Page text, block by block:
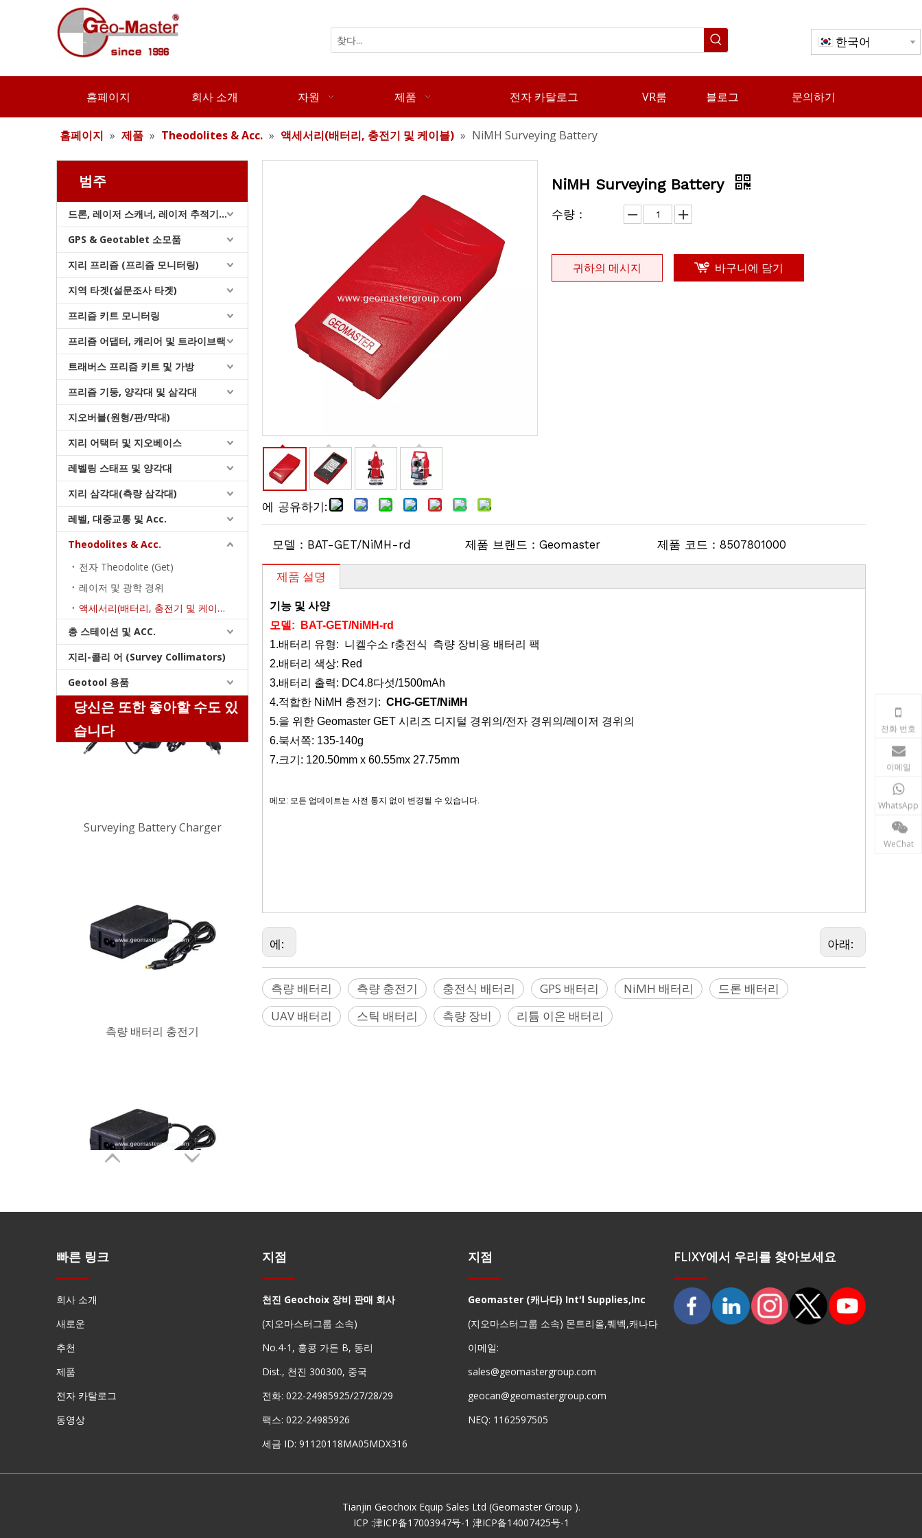
한국어
홈페이지 회사 소개 자원 제품 전자 카탈로그 VR룸 블로그 문의하기
홈페이지 » 제품 » Theodolites & Acc. » 액세서리(배터리, 충전기 및 케이블) » NiMH Surveying Battery
범주
드론, 레이저 스캐너, 레이저 추적기 및 슬램
GPS & Geotablet 소모품
지리 프리즘 (프리즘 모니터링)
지역 타겟(설문조사 타겟)
프리즘 키트 모니터링
프리즘 어댑터, 캐리어 및 트라이브랙
트래버스 프리즘 키트 및 가방
프리즘 기둥, 양각대 및 삼각대
지오버블(원형/판/막대)
지리 어택터 및 지오베이스
레벨링 스태프 및 양각대
지리 삼각대(측량 삼각대)
레벨, 대중교통 및 Acc.
Theodolites & Acc.
전자 Theodolite (Get)
레이저 및 광학 경위
액세서리(배터리, 충전기 및 케이블)
총 스테이션 및 ACC.
지리-콜리 어 (Survey Collimators)
Geotool 용품
당신은 또한 좋아할 수도 있
습니다
리튬 측량 배터리
Lithium Surveying Battery
측량 배터리 충전기
Surveying Battery Charger
측량 배터리 충전기
Surveying Battery Charger
에 공유하기:
NiMH Surveying Battery
수량：
귀하의 메시지 바구니에 담기
모델： BAT-GET/NiMH-rd 제품 브랜드： Geomaster 제품 코드： 8507801000
제품 설명
기능 및 사양
모델:
BAT-GET/NiMH-rd
1.배터리 유형: 니켈수소 r충전식
측량 장비용 배터리 팩
2.배터리 색상: Red
3.배터리 출력: DC4.8다섯/1500mAh
4.적합한 NiMH 충전기 : CHG-GET/NiMH
5.을 위한 Geomaster GET 시리즈 디지털 경위의/전자 경위의/레이저 경위의
6.북서쪽: 135-140g
7.크기: 120.50mm x 60.55mx 27.75mm
메모: 모든 업데이트는 사전 통지 없이 변경될 수 있습니다.
에: 아래:
측량 배터리 측량 충전기 충전식 배터리 GPS 배터리 NiMH 배터리
드론 배터리
UAV 배터리
스틱 배터리 측량 장비 리튬 이온 배터리
빠른 링크
회사 소개
새로운
추천
제품
전자 카탈로그
동영상
전화 번호
이메일
WhatsApp
WeChat
지점
천진 Geochoix 장비 판매 회사
(지오마스터그룹 소속)
No.4-1, 홍콩 가든 B, 동리
Dist., 천진 300300, 중국
전화: 022-24985925/27/28/29
팩스: 022-24985926
세금 ID: 91120118MA05MDX316
지점
Geomaster (캐나다) Int'l Supplies,Inc
(지오마스터그룹 소속) 몬트리올,퀘벡,캐나다
이메일:
sales@geomastergroup.com
geocan@geomastergroup.com
NEQ: 1162597505
FLIXY에서 우리를 찾아보세요
Tianjin Geochoix Equip Sales Ltd (Geomaster Group ).
ICP :津ICP备17003947号-1 津ICP备14007425号-1